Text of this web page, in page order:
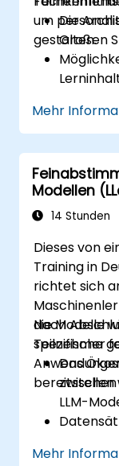
mithilfe
um
gestalten.
Die
Großen
die LLMs
Inhalten
um die
Die
Mehr
Modellen
14 Stunden
Dieses von
Training in
richtet sich
die Modelle
spezifische
bereitstellen
Nach
Teilnehmer
Das
LLM-
Mistral
Mehr